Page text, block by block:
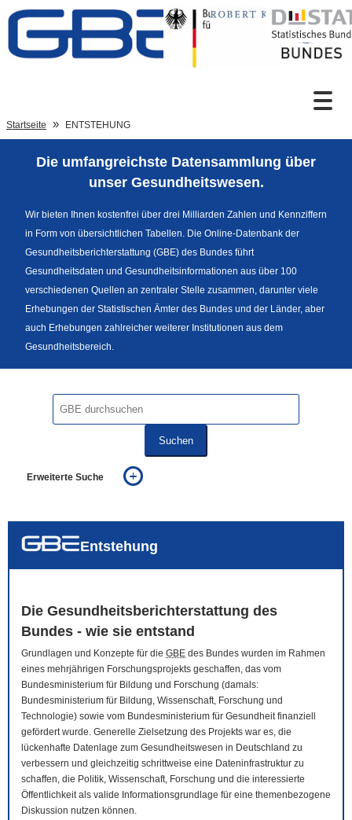
Zum Inhalt
Sprachumschaltung
Fußzeile
Startseite ENTSTEHUNG
Die umfangreichste Datensammlung über
unser Gesundheitswesen.
Wir bieten Ihnen kostenfrei über drei Milliarden Zahlen und Kennziffern
in Form von übersichtlichen Tabellen. Die Online-Datenbank der
Gesundheitsberichterstattung (GBE) des Bundes führt
Gesundheitsdaten und Gesundheitsinformationen aus über 100
verschiedenen Quellen an zentraler Stelle zusammen, darunter viele
Erhebungen der Statistischen Ämter des Bundes und der Länder, aber
auch Erhebungen zahlreicher weiterer Institutionen aus dem
Gesundheitsbereich.
Suchen
Erweiterte Suche
auch in allen Texten suchen (Volltextsuche)
Entstehung
Die Gesundheitsberichterstattung des
Bundes - wie sie entstand
Grundlagen und Konzepte für die GBE des Bundes wurden im Rahmen
eines mehrjährigen Forschungsprojekts geschaffen, das vom
Bundesministerium für Bildung und Forschung (damals:
Bundesministerium für Bildung, Wissenschaft, Forschung und
Technologie) sowie vom Bundesministerium für Gesundheit finanziell
gefördert wurde. Generelle Zielsetzung des Projekts war es, die
lückenhafte Datenlage zum Gesundheitswesen in Deutschland zu
verbessern und gleichzeitig schrittweise eine Dateninfrastruktur zu
schaffen, die Politik, Wissenschaft, Forschung und die interessierte
Öffentlichkeit als valide Informationsgrundlage für eine themenbezogene
Diskussion nutzen können.